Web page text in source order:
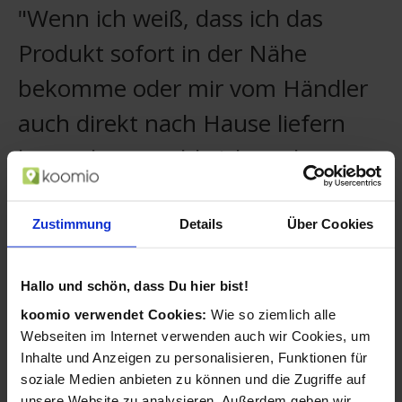
Zustimmung Details Über Cookies
Hallo und schön, dass Du hier bist!
koomio verwendet Cookies: Wie so ziemlich alle
Webseiten im Internet verwenden auch wir Cookies, um
Inhalte und Anzeigen zu personalisieren, Funktionen für
soziale Medien anbieten zu können und die Zugriffe auf
"Wenn ich weiß, dass ich das
Produkt sofort in der Nähe
bekomme oder mir vom Händler
auch direkt nach Hause liefern
lassen kann, zahle ich auch etwas
mehr."
Christian, koomio-Nutzer
sehen stets Ihre neuesten Aktivitäten.
Kunden folgen Artikeln mit einem
Wunschpreis und Sie können darauf
reagieren.